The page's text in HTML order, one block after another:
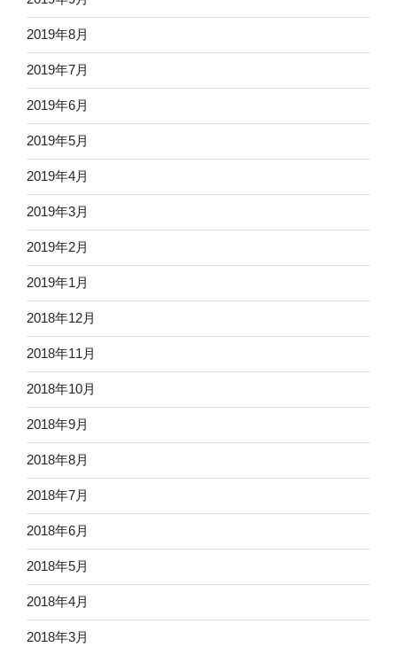
2019年8月
2019年7月
2019年6月
2019年5月
2019年4月
2019年3月
2019年2月
2019年1月
2018年12月
2018年11月
2018年10月
2018年9月
2018年8月
2018年7月
2018年6月
2018年5月
2018年4月
2018年3月